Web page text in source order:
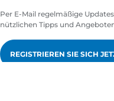
Per E-Mail regelmäßige
nützlichen Tipps und
REGISTRIEREN SIE SICH